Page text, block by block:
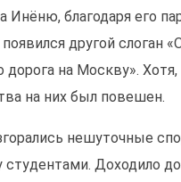
благодаря его
другой слоган
на Москву».
на них был повешен.
нешуточные
Доходило